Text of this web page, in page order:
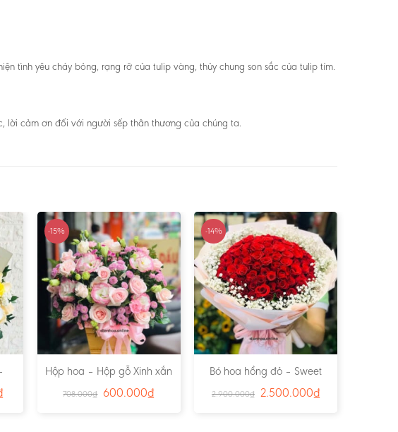
tình yêu cháy bỏng, rạng rỡ của tulip vàng, thủy chung son sắc của tulip tím.
lời cảm ơn đối với người sếp thân thương của chúng ta.
-15%
Hộp hoa – Hộp gỗ Xinh xắn
708.000₫ 600.000₫
-14%
Bó hoa hồng đỏ – Sweet
2.900.000₫ 2.500.000₫